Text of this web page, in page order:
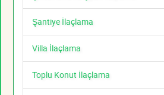
Şantiye İlaçlama
Villa İlaçlama
Toplu Konut İlaçlama